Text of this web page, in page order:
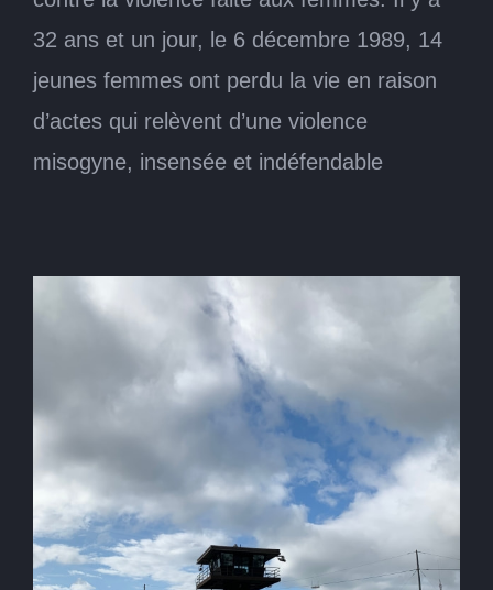
32 ans et un jour, le 6 décembre 1989, 14
jeunes femmes ont perdu la vie en raison
d’actes qui relèvent d’une violence
misogyne, insensée et indéfendable